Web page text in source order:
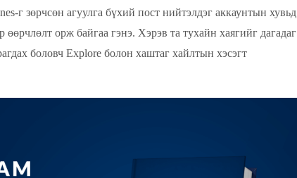
г зөрчсөн агуулга бүхий пост нийтэлдэг аккаунтын хувьд
өөрчлөлт орж байгаа гэнэ. Хэрэв та тухайн хаягийг дагадаг
боловч Explore болон хаштаг хайлтын хэсэгт